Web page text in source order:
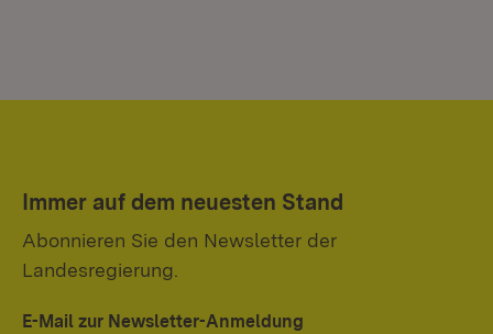
Immer auf dem neuesten Stand
Abonnieren Sie den Newsletter der
Landesregierung.
E-Mail zur Newsletter-Anmeldung